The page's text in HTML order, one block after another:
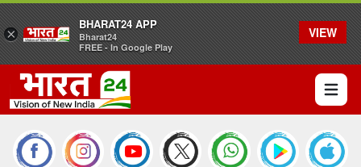
Open
×
BHARAT24 APP
Bharat24
FREE - In Google Play
VIEW